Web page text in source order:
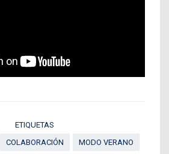
ETIQUETAS
COLABORACIÓN MODO VERANO